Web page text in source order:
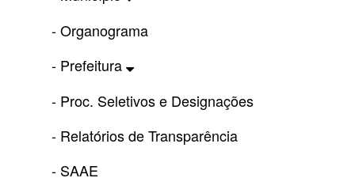
- Organograma
- Prefeitura
- Proc. Seletivos e Designações
- Relatórios de Transparência
- SAAE